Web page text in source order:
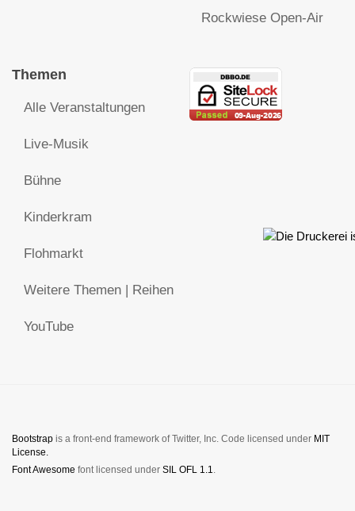
Rockwiese Open-Air
Themen
Alle Veranstaltungen
Live-Musik
Bühne
Kinderkram
Flohmarkt
Weitere Themen | Reihen
YouTube
Bootstrap is a front-end framework of Twitter, Inc. Code licensed under MIT
License.
Font Awesome font licensed under SIL OFL 1.1.